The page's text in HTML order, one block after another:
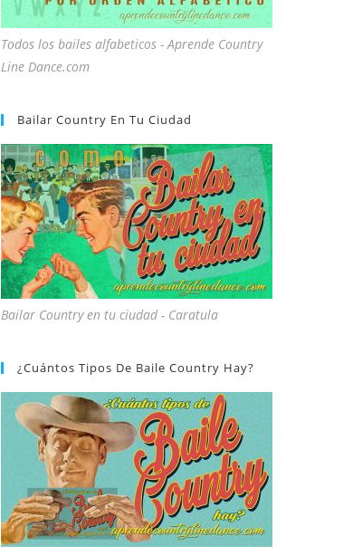
Todos los bailes alfabeticos - Aprende Country
Line Dance.com
Bailar Country En Tu Ciudad
Bailar Country en tu ciudad - Caratula
¿Cuántos Tipos De Baile Country Hay?